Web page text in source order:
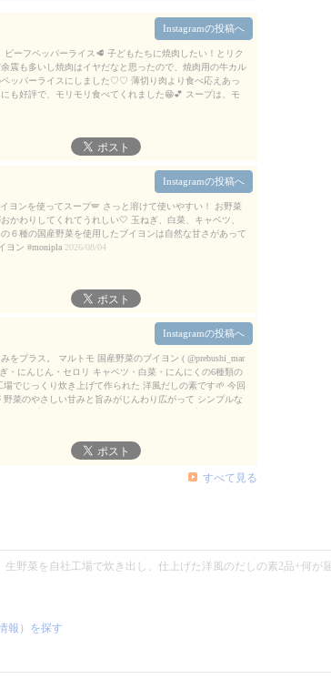
ーフペッパーライス🥩 子どもたちに焼肉したい！とリク
震も多いし焼肉はイヤだなと思ったので、焼肉用の牛カル
ペッパーライスにしました♡♡ 薄切り肉より食べ応えあっ
も好評で、モリモリ食べてくれました😁💕 スープは、モ
ったけど、野菜の旨みがぎゅっと詰まったような味わい
✨国産野菜で作られていて、さっと溶ける顆粒タイプ✨便
によく作るジャーマンポテトに今度使ってみよう！ ・ #P
Instagramの投稿へ
ヨンを使ってスープ🪽 さっと溶けて使いやすい！ お野菜
かわりしてくれてうれしい🤍 玉ねぎ、白菜、キャベツ、
６種の国産野菜を使用したブイヨンは自然な甘さがあって
ヨン #monipla 2026/08/04
Instagramの投稿へ
をプラス。 マルトモ 国産野菜のブイヨン ( @prebushi_mar
・にんじん・セロリ キャベツ・白菜・にんにくの6種類の
でじっくり炊き上げて作られた 洋風だしの素です🌱 今回
菜のやさしい甘みと旨みがじんわり広がって シンプルな
てくれる 毎日の料理に常備しておきたくなるブイヨン😊
てね𓂃 𓈒𓏸 ・・・ .˚⊹⁺‧┈┈┈┈┈┈┈┈┈┈┈┈┈┈┈┈┈┈‧⁺
Instagramの投稿へ
すべて見る
生野菜を自社工場で炊き出し、仕上げた洋風のだしの素2品+何が
報）を探す